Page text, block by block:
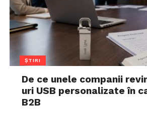
ȘTIRI
De ce unele companii
uri USB personalizate în
B2B